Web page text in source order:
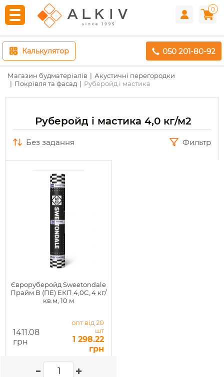
0
Калькулятор 050 201-80-92
Магазин будматеріалів
Акустичні перегородки
Покрівля та фасад
Руберойд і мастика
Руберойд і мастика 4,0 кг/м2
без задання Фильтр
Євроруберойд Sweetondale
Прайм В (ПЕ) ЕКП 4,0С, 4 кг/
кв.м, 10 м
1411.08
грн
опт від 20
шт
1 298.22
грн